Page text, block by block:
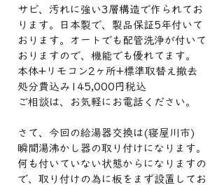
サビ、汚れに強い3層構造で作られてお
ります。日本製で、製品保証5年付いて
おります。オートでも配管洗浄が付いて
おりますので、機能でも優れてます。
本体+リモコン2ヶ所+標準取替え撤去
処分費込み145,000円税込
ご相談は、お気軽にお電話ください。
さて、今回の給湯器交換は(寝屋川市)
瞬間湯沸かし器の取り付けになります。
何も付いていない状態からになりますの
で、取り付けの為に板をまず設置してお